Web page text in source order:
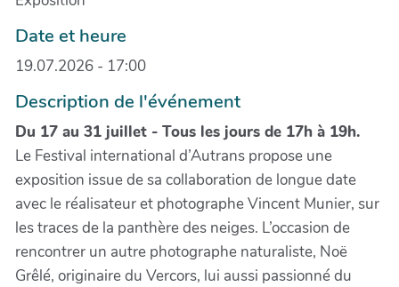
Date et heure
19.07.2026 - 17:00
Description de l'événement
Du 17 au 31 juillet - Tous les jours de 17h à 19h.
Le Festival international d’Autrans propose une
exposition issue de sa collaboration de longue date
avec le réalisateur et photographe Vincent Munier, sur
les traces de la panthère des neiges. L’occasion de
rencontrer un autre photographe naturaliste, Noë
Grêlé, originaire du Vercors, lui aussi passionné du